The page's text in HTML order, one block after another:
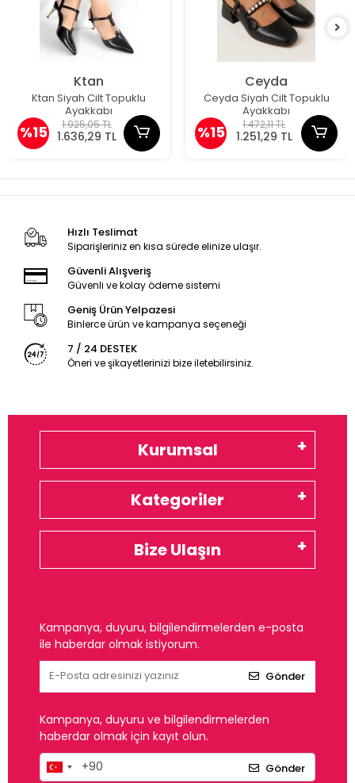
Ktan
Ktan Siyah Cilt Topuklu
Ayakkabı
%15 1.925,05 TL
1.636,29 TL
Ceyda
Ceyda Siyah Cilt Topuklu
Ayakkabı
%15 1.472,11 TL
1.251,29 TL
Hızlı Teslimat
Siparişleriniz en kısa sürede elinize ulaşır.
Güvenli Alışveriş
Güvenli ve kolay ödeme sistemi
Geniş Ürün Yelpazesi
Binlerce ürün ve kampanya seçeneği
7 / 24 DESTEK
Öneri ve şikayetlerinizi bize iletebilirsiniz.
Kurumsal
Kategoriler
Bize Ulaşın
Kampanya, duyuru, bilgilendirmelerden e-posta
ile haberdar olmak istiyorum.
Gönder
Kampanya, duyuru ve bilgilendirmelerden
haberdar olmak için kayıt olun.
Gönder